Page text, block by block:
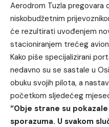
Aerodrom Tuzla pregovara
niskobudžetnim
će rezultirati uvođenjem
stacioniranjem trećeg
Kako piše specijalizirani
nedavno su se sastale u
obuku svojih pilota, a
početkom sljedećeg
“Obje strane su
sporazuma. U svakom